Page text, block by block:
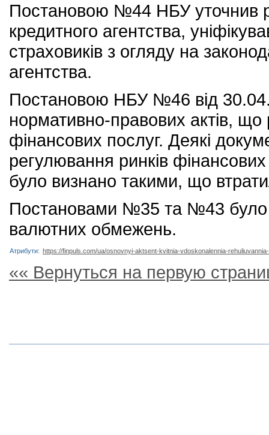
Постановою №44 НБУ уточнив
кредитного агентства,
страховиків з огляду на
агентства.
Постановою НБУ №46 від
нормативно-правових актів, що
фінансових послуг. Деякі
регулювання ринків фінансових
було визнано такими, що
Постановами №35 та №43 було
валютних обмежень.
Атрибути: https://finpuls.com/ua/osnovnyi-aktsent-kvitnia-vdoskonalennia-
«« Вернуться на первую